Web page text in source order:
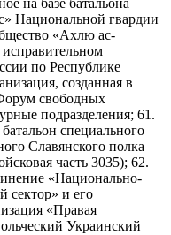
Национальной гвардии
«Ахлю ас-
по Республике
созданная в
свободных
подразделения; 61.
специального
Славянского полка
часть 3035); 62.
«Национально-
сектор» и его
«Правая
Украинский